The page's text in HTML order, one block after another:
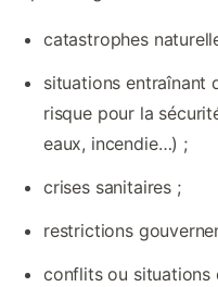
catastrophes
situations entraînant
risque pour la
eaux, incendie…) ;
crises sanitaires ;
restrictions
conflits ou situations